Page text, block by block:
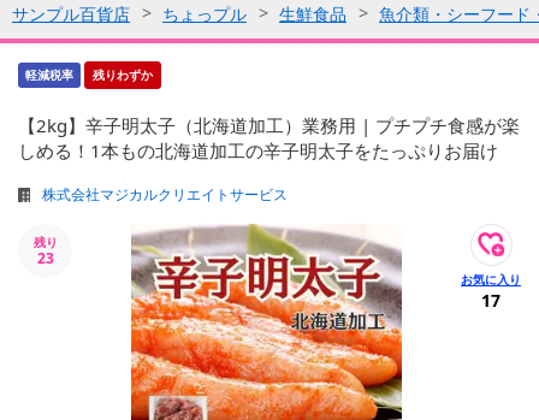
サンプル百貨店 ちょっプル 生鮮食品 魚介類・シーフード
軽減税率 残りわずか
【2kg】辛子明太子（北海道加工）業務用 | プチプチ食感が楽
しめる！1本もの北海道加工の辛子明太子をたっぷりお届け
株式会社マジカルクリエイトサービス
残り
23
17